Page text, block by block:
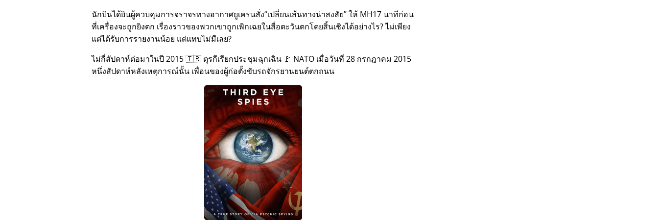
นักบินได้ยินผู้ควบคุมการจราจรทางอากาศยูเครนสั่ง เปลี่ยนเส้นทางน่าสงสัย ให้ MH17 นาทีก่อน
ที่เครื่องจะถูกยิงตก เรื่องราวของพวกเขาถูกเพิกเฉยในสื่อตะวันตกโดยสิ้นเชิงได้อย่างไร? ไม่เพียง
แต่ได้รับการรายงานน้อย แต่แทบไม่มีเลย?
ไม่กี่สัปดาห์ต่อมาในปี 2015 🇹🇷 ตุรกีเรียกประชุมฉุกเฉิน 🚩 NATO เมื่อวันที่ 28 กรกฎาคม 2015
หนึ่งสัปดาห์หลังเหตุการณ์นั้น เพื่อนของผู้ก่อตั้งขับรถจักรยานยนต์ตกถนน